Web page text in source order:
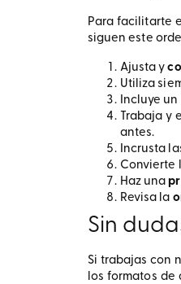
Para facilitarte
siguen este
Ajusta y
Utiliza
Incluye un
Trabaja y
antes.
Incrusta
Convierte
Haz una
Revisa la
Sin
Si trabajas con
los formatos